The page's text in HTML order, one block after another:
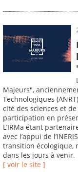
Majeurs",
Technologiques
cité des sciences et
participation en
L’IRMa étant
avec l’appui de
transition écologique,
dans les jours à venir.
[ voir le site ]